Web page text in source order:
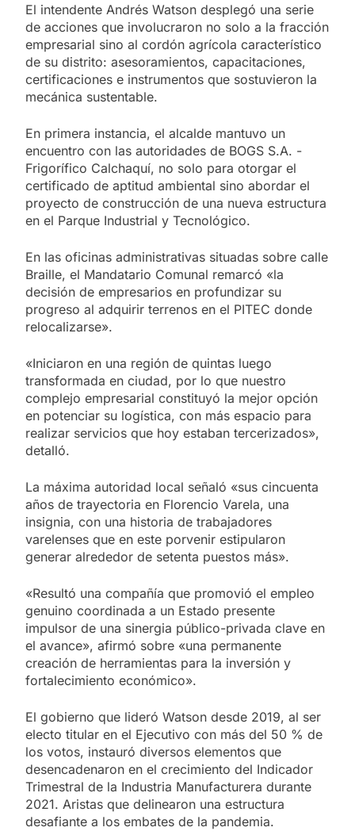
El intendente Andrés Watson desplegó una serie
de acciones que involucraron no solo a la fracción
empresarial sino al cordón agrícola característico
de su distrito: asesoramientos, capacitaciones,
certificaciones e instrumentos que sostuvieron la
mecánica sustentable.
En primera instancia, el alcalde mantuvo un
encuentro con las autoridades de BOGS S.A. -
Frigorífico Calchaquí, no solo para otorgar el
certificado de aptitud ambiental sino abordar el
proyecto de construcción de una nueva estructura
en el Parque Industrial y Tecnológico.
En las oficinas administrativas situadas sobre calle
Braille, el Mandatario Comunal remarcó «la
decisión de empresarios en profundizar su
progreso al adquirir terrenos en el PITEC donde
relocalizarse».
«Iniciaron en una región de quintas luego
transformada en ciudad, por lo que nuestro
complejo empresarial constituyó la mejor opción
en potenciar su logística, con más espacio para
realizar servicios que hoy estaban tercerizados»,
detalló.
La máxima autoridad local señaló «sus cincuenta
años de trayectoria en Florencio Varela, una
insignia, con una historia de trabajadores
varelenses que en este porvenir estipularon
generar alrededor de setenta puestos más».
«Resultó una compañía que promovió el empleo
genuino coordinada a un Estado presente
impulsor de una sinergia público-privada clave en
el avance», afirmó sobre «una permanente
creación de herramientas para la inversión y
fortalecimiento económico».
El gobierno que lideró Watson desde 2019, al ser
electo titular en el Ejecutivo con más del 50 % de
los votos, instauró diversos elementos que
desencadenaron en el crecimiento del Indicador
Trimestral de la Industria Manufacturera durante
2021. Aristas que delinearon una estructura
desafiante a los embates de la pandemia.